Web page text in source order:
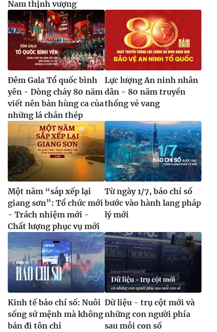
Nam thịnh vượng
Đêm Gala Tổ quốc bình
yên - Dòng chảy 80 năm
viết nên bản hùng ca của
những lá chắn thép
Lực lượng An ninh nhân
dân - 80 năm truyền
thống vẻ vang
Một năm “sắp xếp lại
giang sơn”: Tổ chức mới
- Trách nhiệm mới -
Chất lượng phục vụ mới
Từ ngày 1/7, báo chí số
bước vào hành lang pháp
lý mới
Kinh tế báo chí số: Nuôi
sống sứ mệnh mà không
bán đi tôn chỉ
Dữ liệu - trụ cột mới và
những con người phía
sau mỗi con số